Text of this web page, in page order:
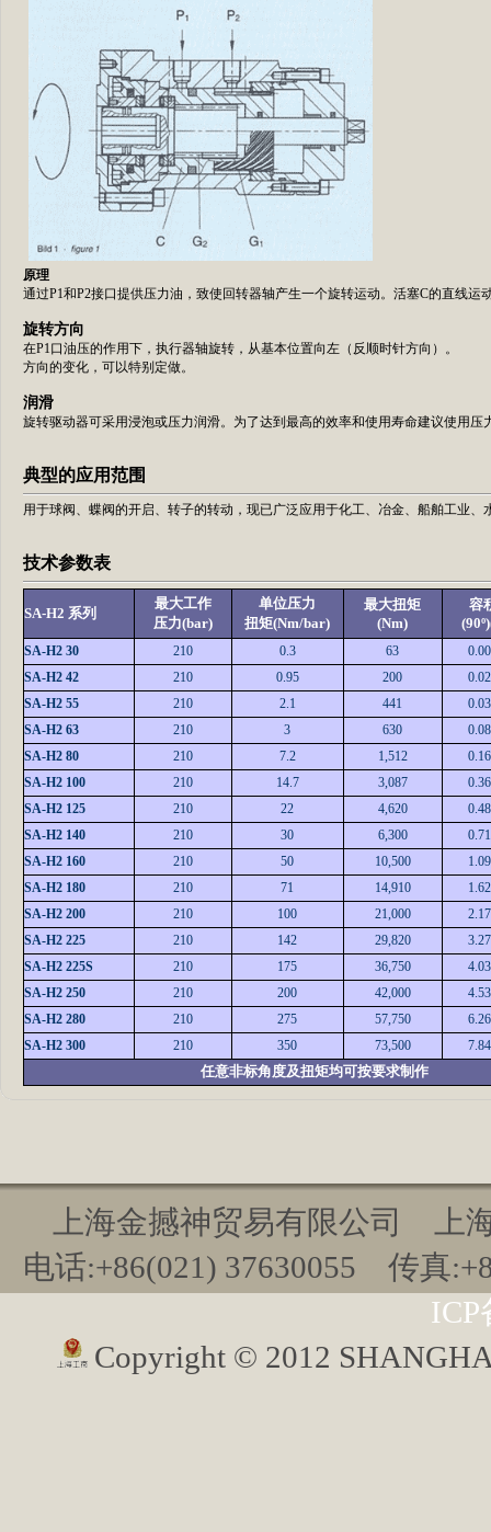
原理
通过P1和P2接口提供压力油，致使回转器轴产生一个旋转运动。活塞C的直线运
旋转方向
在P1口油压的作用下，执行器轴旋转，从基本位置向左（反顺时针方向）。
方向的变化，可以特别定做。
润滑
旋转驱动器可采用浸泡或压力润滑。为了达到最高的效率和使用寿命建议使用压
典型的应用范围
用于球阀、蝶阀的开启、转子的转动，现已广泛应用于化工、冶金、船舶工业、
技术参数表
SA-H2 系列
最大工作
压力(bar)
单位压力
扭矩(Nm/bar)
最大扭矩
(Nm)
容
SA-H2 30 210 0.3 63
SA-H2 42
210 0.95 200
SA-H2 55
210 2.1 441
SA-H2 63
210 3 630
SA-H2 80
210 7.2 1,512
SA-H2 100
210 14.7 3,087
SA-H2 125
210 22 4,620
SA-H2 140
210 30 6,300
SA-H2 160
210 50 10,500
SA-H2 180
210 71 14,910
SA-H2 200
210 100 21,000
SA-H2 225
210 142 29,820
SA-H2 225S
210 175 36,750
SA-H2 250
210 200 42,000
SA-H2 280
210 275 57,750
SA-H2 300
210 350 73,500
任意非标角度及扭矩均可按要求制作
上海金撼神贸易有限公司 上
电话:+86(021) 37630055 传真
ICP
Copyright © 2012